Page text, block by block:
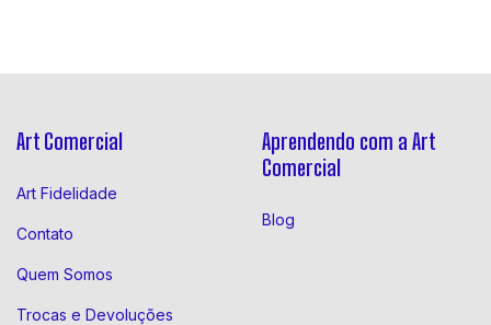
Art Comercial
Art Fidelidade
Contato
Quem Somos
Trocas e Devoluções
Aprendendo com a Art
Comercial
Blog